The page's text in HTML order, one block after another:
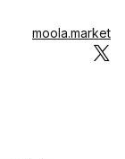
moola.market